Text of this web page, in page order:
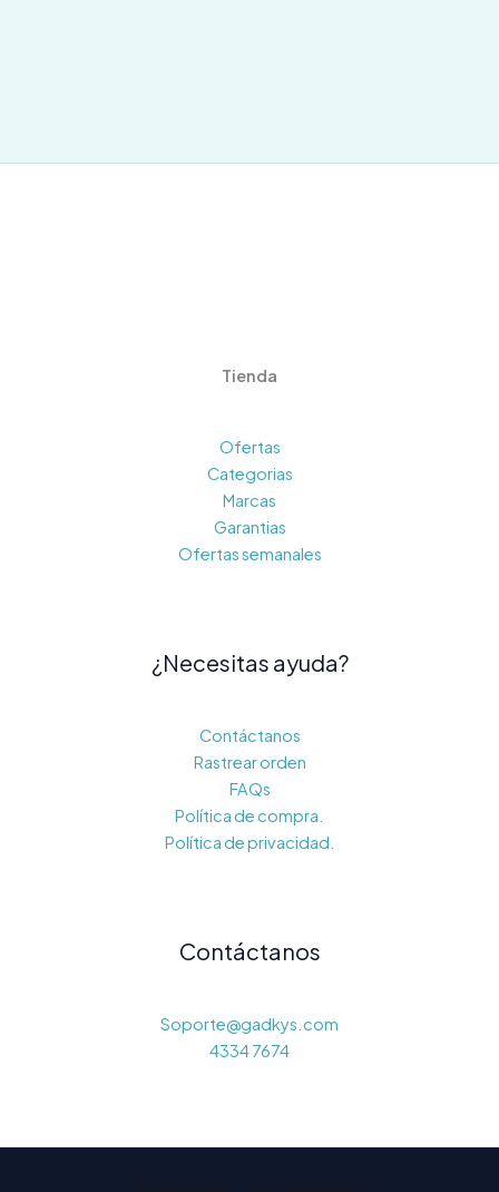
Tienda
Ofertas
Categorias
Marcas
Garantias
Ofertas semanales
¿Necesitas ayuda?
Contáctanos
Rastrear orden
FAQs
Política de compra.
Política de privacidad.
Contáctanos
Soporte@gadkys.com
4334 7674